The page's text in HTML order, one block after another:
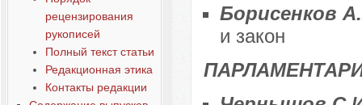
рецензирования
рукописей
Полный текст статьи
Редакционная этика
Контакты редакции
Борисенков
и закон